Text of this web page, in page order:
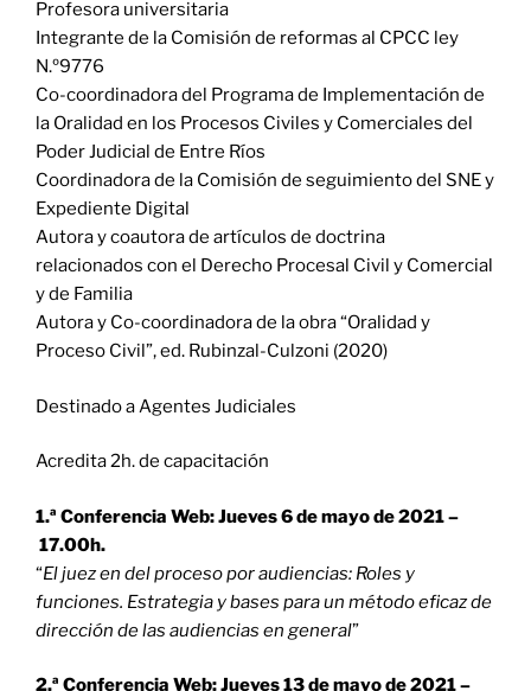
Profesora universitaria
Integrante de la Comisión de reformas al CPCC ley
N.º9776
Co-coordinadora del Programa de Implementación de
la Oralidad en los Procesos Civiles y Comerciales del
Poder Judicial de Entre Ríos
Coordinadora de la Comisión de seguimiento del SNE y
Expediente Digital
Autora y coautora de artículos de doctrina
relacionados con el Derecho Procesal Civil y Comercial
y de Familia
Autora y Co-coordinadora de la obra “Oralidad y
Proceso Civil”, ed. Rubinzal-Culzoni (2020)
Destinado a Agentes Judiciales
Acredita 2h. de capacitación
1.ª Conferencia Web: Jueves 6 de mayo de 2021 –
17.00h.
“El juez en del proceso por audiencias: Roles y
funciones. Estrategia y bases para un método eficaz de
dirección de las audiencias en general”
2.ª Conferencia Web: Jueves 13 de mayo de 2021 –